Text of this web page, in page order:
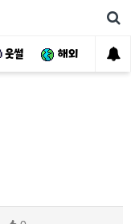
웃썰 해외 핫